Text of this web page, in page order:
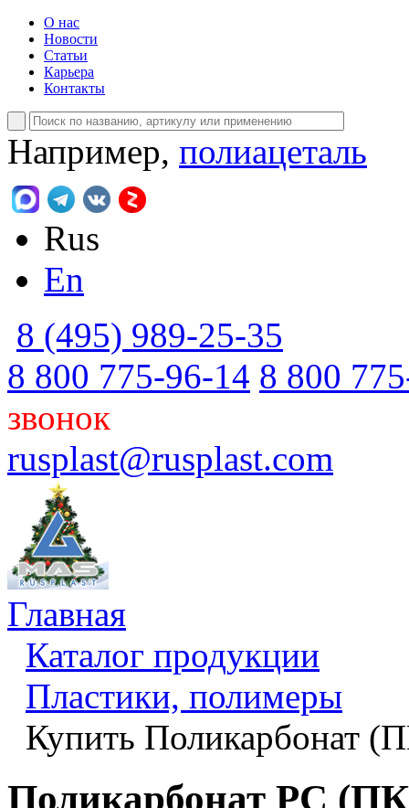
О нас
Новости
Статьи
Карьера
Контакты
Например, полиацеталь
Rus
En
8 (495) 989-25-35
8 800 775-96-14 8 800
звонок
rusplast@rusplast.com
Главная
Каталог продукции
Пластики, полимеры
Купить Поликарбонат
Поликарбонат PC